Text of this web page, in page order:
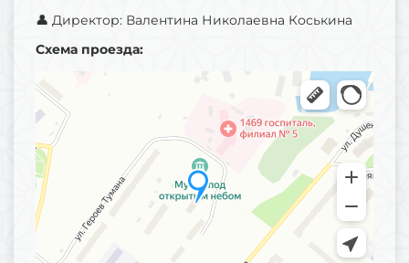
👤 Директор: Валентина Николаевна Коськина
Схема проезда: